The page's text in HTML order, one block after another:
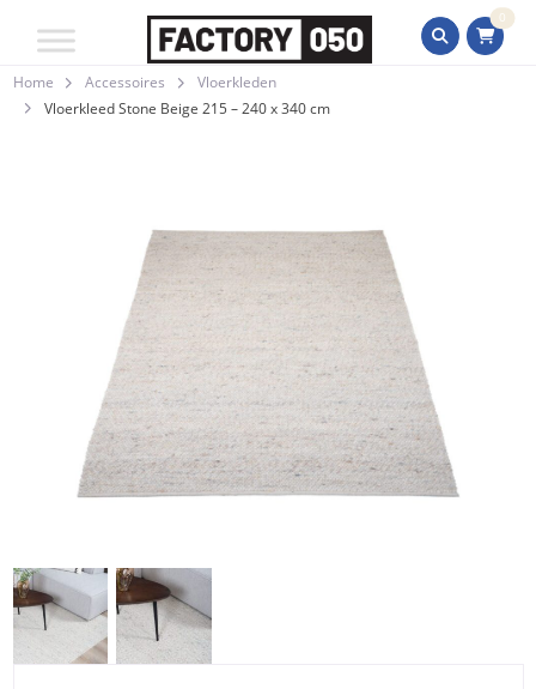
0
Home Accessoires
Vloerkleden
Vloerkleed Stone Beige 215 – 240 x 340 cm